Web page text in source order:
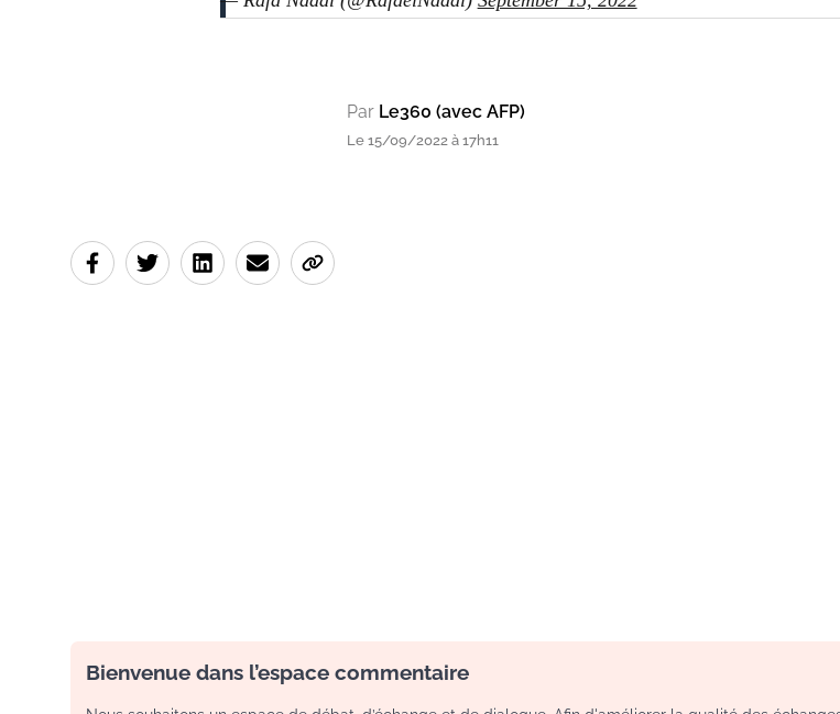
Par Le360 (avec AFP)
Le 15/09/2022 à 17h11
Bienvenue dans l’espace commentaire